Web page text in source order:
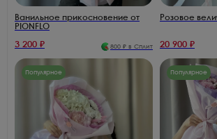
Ванильное прикосновение от
PIONFLO
3 200 ₽ 800 ₽ в Сплит 20 900 ₽
Популярное Популярное